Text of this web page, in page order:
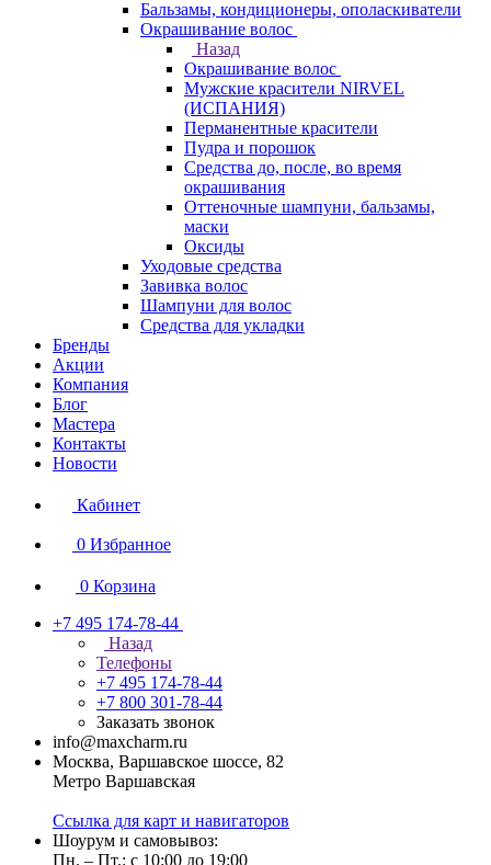
Бальзамы, кондиционеры, ополаскиватели
Окрашивание волос
Назад
Окрашивание волос
Мужские красители NIRVEL
(ИСПАНИЯ)
Перманентные красители
Пудра и порошок
Средства до, после, во время
окрашивания
Оттеночные шампуни, бальзамы,
маски
Оксиды
Уходовые средства
Завивка волос
Шампуни для волос
Средства для укладки
Бренды
Акции
Компания
Блог
Мастера
Контакты
Новости
Кабинет
0 Избранное
0 Корзина
+7 495 174-78-44
Назад
Телефоны
+7 495 174-78-44
+7 800 301-78-44
Заказать звонок
info@maxcharm.ru
Москва, Варшавское шоссе, 82
Метро Варшавская
Ссылка для карт и навигаторов
Шоурум и самовывоз:
Пн. – Пт.: с 10:00 до 19:00